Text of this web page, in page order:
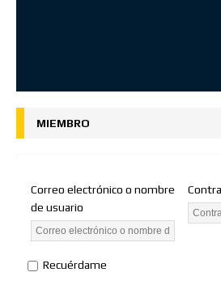
MIEMBRO
Correo electrónico o nombre
de usuario
Recuérdame